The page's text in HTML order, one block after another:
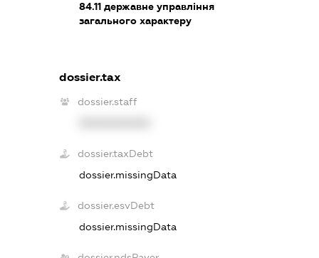
84.11 державне управління
загального характеру
dossier.tax
dossier.staff
dossier.taxDebt
dossier.missingData
dossier.esvDebt
dossier.missingData